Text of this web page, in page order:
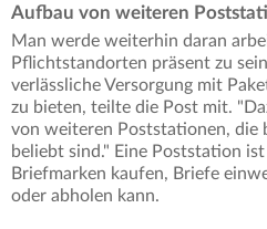
Aufbau von weiteren
Man werde weiterhin daran
Pflichtstandorten präsent zu
verlässliche Versorgung mit
zu bieten, teilte die Post mit.
von weiteren Poststationen, die
beliebt sind." Eine Poststation
Briefmarken kaufen, Briefe
oder abholen kann.